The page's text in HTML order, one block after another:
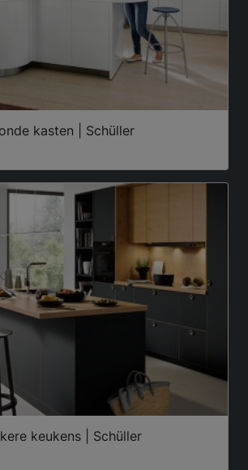
kasten | Schüller
keukens | Schüller